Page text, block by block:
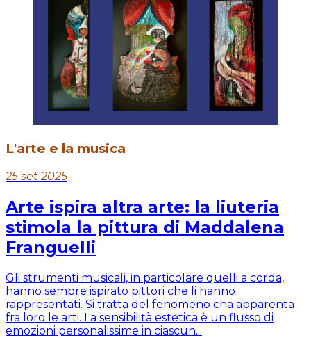
L'arte e la musica
25 set 2025
Arte ispira altra arte: la liuteria
stimola la pittura di Maddalena
Franguelli
Gli strumenti musicali, in particolare quelli a corda,
hanno sempre ispirato pittori che li hanno
rappresentati. Si tratta del fenomeno cha apparenta
fra loro le arti. La sensibilità estetica è un flusso di
emozioni personalissime in ciascun...